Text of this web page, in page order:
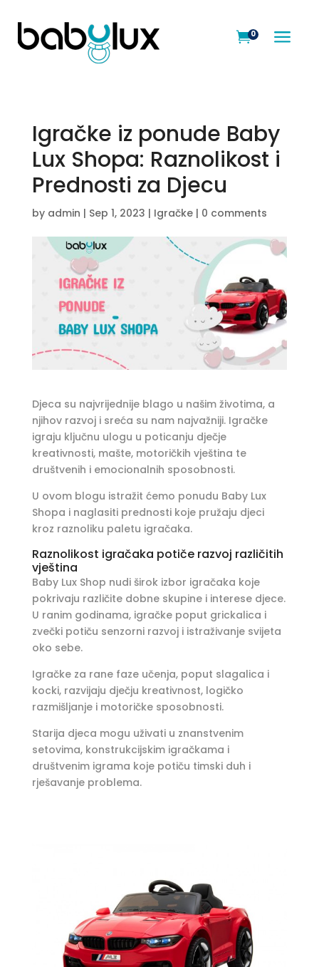
a
0
Igračke iz ponude Baby
Lux Shopa: Raznolikost i
Prednosti za Djecu
by admin | Sep 1, 2023 | Igračke| 0 comments
Djeca su najvrijednije blago u našim životima, a
njihov razvoj i sreća su nam najvažniji. Igračke
igraju ključnu ulogu u poticanju dječje
kreativnosti, mašte, motoričkih vještina te
društvenih i emocionalnih sposobnosti.
U ovom blogu istražit ćemo ponudu Baby Lux
Shopa i naglasiti prednosti koje pružaju djeci
kroz raznoliku paletu igračaka.
Raznolikost igračaka potiče razvoj različitih
vještina
Baby Lux Shop nudi širok izbor igračaka koje
pokrivaju različite dobne skupine i interese djece.
U ranim godinama, igračke poput grickalica i
zvečki potiču senzorni razvoj i istraživanje svijeta
oko sebe.
Igračke za rane faze učenja, poput slagalica i
kocki, razvijaju dječju kreativnost, logičko
razmišljanje i motoričke sposobnosti.
Starija djeca mogu uživati u znanstvenim
setovima, konstrukcijskim igračkama i
društvenim igrama koje potiču timski duh i
rješavanje problema.